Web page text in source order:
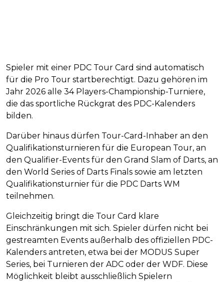
Spieler mit einer PDC Tour Card sind automatisch
für die Pro Tour startberechtigt. Dazu gehören im
Jahr 2026 alle 34 Players-Championship-Turniere,
die das sportliche Rückgrat des PDC-Kalenders
bilden.
Darüber hinaus dürfen Tour-Card-Inhaber an den
Qualifikationsturnieren für die European Tour, an
den Qualifier-Events für den Grand Slam of Darts, an
den World Series of Darts Finals sowie am letzten
Qualifikationsturnier für die PDC Darts WM
teilnehmen.
Gleichzeitig bringt die Tour Card klare
Einschränkungen mit sich. Spieler dürfen nicht bei
gestreamten Events außerhalb des offiziellen PDC-
Kalenders antreten, etwa bei der MODUS Super
Series, bei Turnieren der ADC oder der WDF. Diese
Möglichkeit bleibt ausschließlich Spielern